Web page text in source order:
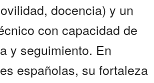
docencia) y un
con capacidad de
y seguimiento. En
españolas, su fortaleza